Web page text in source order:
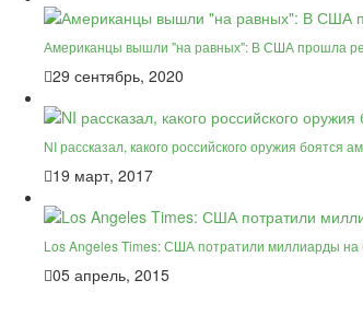
Американцы вышли "на равных": В США прошла
29 сентябрь, 2020
NI рассказал, какого российского оружия боятся
19 март, 2017
Los Angeles Times: США потратили миллиарды
05 апрель, 2015